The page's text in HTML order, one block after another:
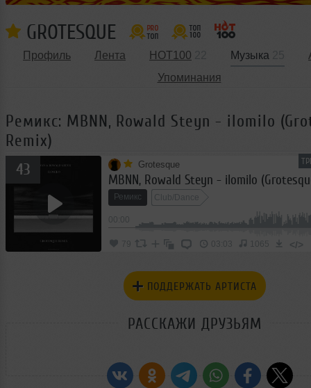
GROTESQUE
Профиль Лента HOT100 Музыка
Упоминания
Ремикс: MBNN, Rowald Steyn - ilomilo
Remix)
43 Grotesque
MBNN, Rowald Steyn - ilomilo
Ремикс Club/Dance
79 03:03 1065 </>
ПОДДЕРЖАТЬ АРТИСТА
РАССКАЖИ ДРУЗЬЯМ